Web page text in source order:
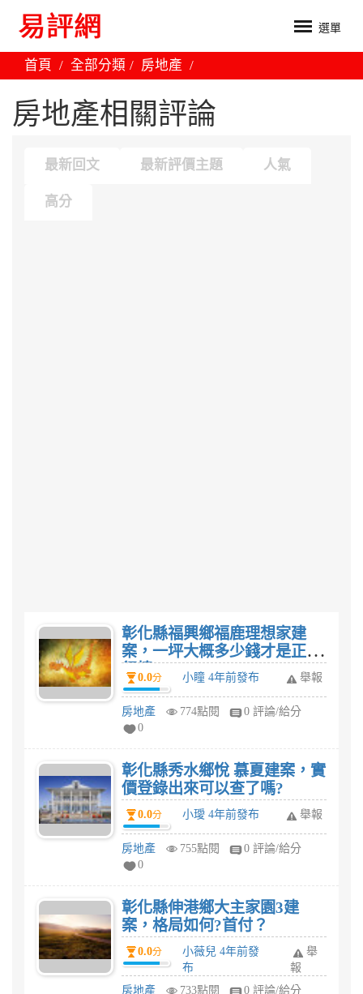
選單
首頁 全部分類 房地產
房地產相關評論
最新回文 最新評價主題 人氣
高分
彰化縣福興鄉福鹿理想家建
案，一坪大概多少錢才是正常
行情?
0.0分 小瞳 4年前發布 舉報
房地產 774點閱
0 評論/給分
0
彰化縣秀水鄉悅 慕夏建案，實
價登錄出來可以查了嗎?
0.0分 小璦 4年前發布 舉報
房地產 755點閱
0 評論/給分
0
彰化縣伸港鄉大主家園3建
案，格局如何?首付？
0.0分
小薇兒 4年前發
布
舉
報
房地產
733點閱
0 評論/給分